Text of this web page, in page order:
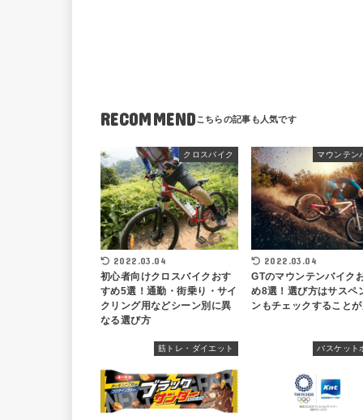
RECOMMEND
クロスバイク
2022.03.04
初心者向けクロスバイクおす
すめ5選！通勤・街乗り・サイ
クリング用などシーン別に異
なる選び方
マウンテン
2022.03.04
GTのマウンテンバイク
め8選！選び方はサスペ
ンもチェックすること
筋トレ・ダイエット バスケット